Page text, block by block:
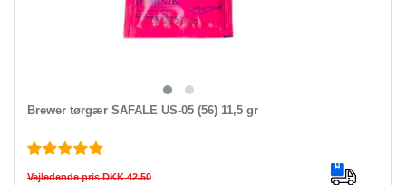
Brewer tørgær SAFALE US-05 (56) 11,5 gr
Vejledende pris DKK 42.50